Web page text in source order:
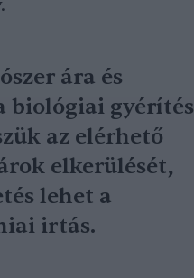
ára és
gyérítés
az elérhető
elkerülését,
lehet a
irtás.